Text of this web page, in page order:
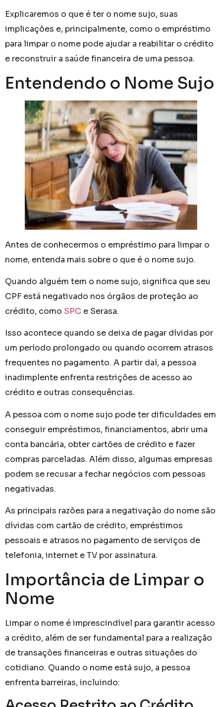
Explicaremos o que é ter o nome sujo, suas
implicações e, principalmente, como o empréstimo
para limpar o nome pode ajudar a reabilitar o crédito
e reconstruir a saúde financeira de uma pessoa.
Entendendo o Nome Sujo
Antes de conhecermos o empréstimo para limpar o
nome, entenda mais sobre o que é o nome sujo.
Quando alguém tem o nome sujo, significa que seu
CPF está negativado nos órgãos de proteção ao
crédito, como SPC e Serasa.
Isso acontece quando se deixa de pagar dívidas por
um período prolongado ou quando ocorrem atrasos
frequentes no pagamento. A partir daí, a pessoa
inadimplente enfrenta restrições de acesso ao
crédito e outras consequências.
A pessoa com o nome sujo pode ter dificuldades em
conseguir empréstimos, financiamentos, abrir uma
conta bancária, obter cartões de crédito e fazer
compras parceladas. Além disso, algumas empresas
podem se recusar a fechar negócios com pessoas
negativadas.
As principais razões para a negativação do nome são
dívidas com cartão de crédito, empréstimos
pessoais e atrasos no pagamento de serviços de
telefonia, internet e TV por assinatura.
Importância de Limpar o
Nome
Limpar o nome é imprescindível para garantir acesso
a crédito, além de ser fundamental para a realização
de transações financeiras e outras situações do
cotidiano. Quando o nome está sujo, a pessoa
enfrenta barreiras, incluindo: